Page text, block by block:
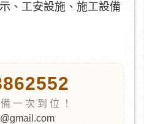
、工安設施、施工設備
一次到位！